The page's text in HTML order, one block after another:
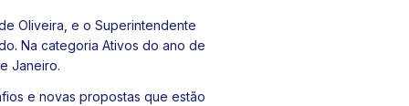
Oliveira, e o Superintendente
Na categoria Ativos do ano de
Janeiro.
e novas propostas que estão